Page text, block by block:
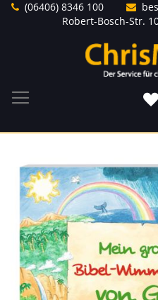
Direkt(06406) 8346 100
Robert-Bosch-Str.
Ende
der
Bildergalerie
springen